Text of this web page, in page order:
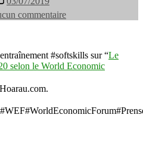
commentaire
Développez
Skills
recommandées
Economic
#softskills sur “Le
selon le World Economic